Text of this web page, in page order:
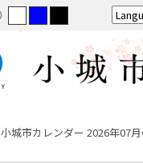
小城市カレンダー 2026年07